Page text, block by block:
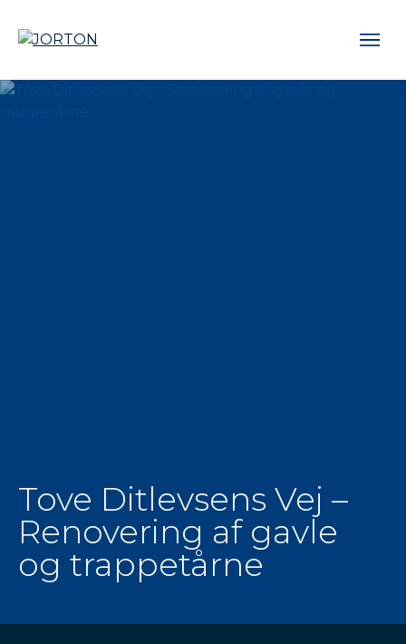
Tove Ditlevsens Vej –
Renovering af gavle
og trappetårne